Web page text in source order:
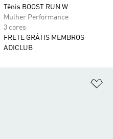
Tênis BOOST RUN W
Mulher Performance
3 cores
FRETE GRÁTIS MEMBROS
ADICLUB